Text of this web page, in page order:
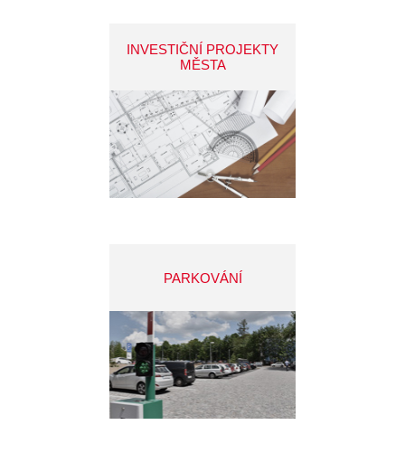
INVESTIČNÍ PROJEKTY
MĚSTA
PARKOVÁNÍ